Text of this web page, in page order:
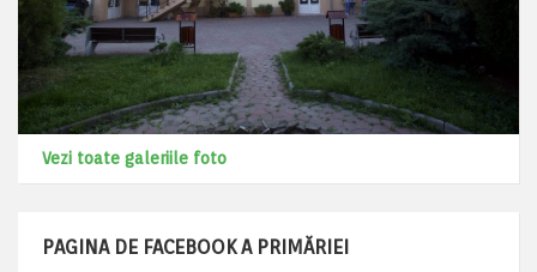
Vezi toate galeriile foto
PAGINA DE FACEBOOK A PRIMĂRIEI